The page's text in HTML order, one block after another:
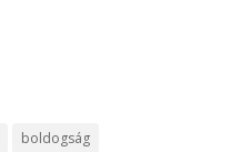
boldogság